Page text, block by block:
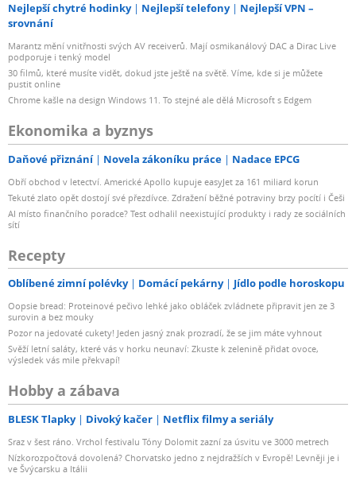
Nejlepší chytré hodinky Nejlepší telefony
Nejlepší VPN –
srovnání
Marantz mění vnitřnosti svých AV receiverů. Mají osmikanálový DAC a Dirac Live
podporuje i tenký model
30 filmů, které musíte vidět, dokud jste ještě na světě. Víme, kde si je můžete
pustit online
Chrome kašle na design Windows 11. To stejné ale dělá Microsoft s Edgem
Ekonomika a byznys
Daňové přiznání Novela zákoníku práce Nadace EPCG
Obří obchod v letectví. Americké Apollo kupuje easyJet za 161 miliard korun
Tekuté zlato opět dostojí své přezdívce. Zdražení běžné potraviny brzy pocítí i Češi
AI místo finančního poradce? Test odhalil neexistující produkty i rady ze sociálních
sítí
Recepty
Oblíbené zimní polévky Domácí pekárny Jídlo podle horoskopu
Oopsie bread: Proteinové pečivo lehké jako obláček zvládnete připravit jen ze 3
surovin a bez mouky
Pozor na jedovaté cukety! Jeden jasný znak prozradí, že se jim máte vyhnout
Svěží letní saláty, které vás v horku neunaví: Zkuste k zelenině přidat ovoce,
výsledek vás mile překvapí!
Hobby a zábava
BLESK Tlapky Divoký kačer Netflix filmy a seriály
Sraz v šest ráno. Vrchol festivalu Tóny Dolomit zazní za úsvitu ve 3000 metrech
Nízkorozpočtová dovolená? Chorvatsko jedno z nejdražších v Evropě! Levněji je i
ve Švýcarsku a Itálii